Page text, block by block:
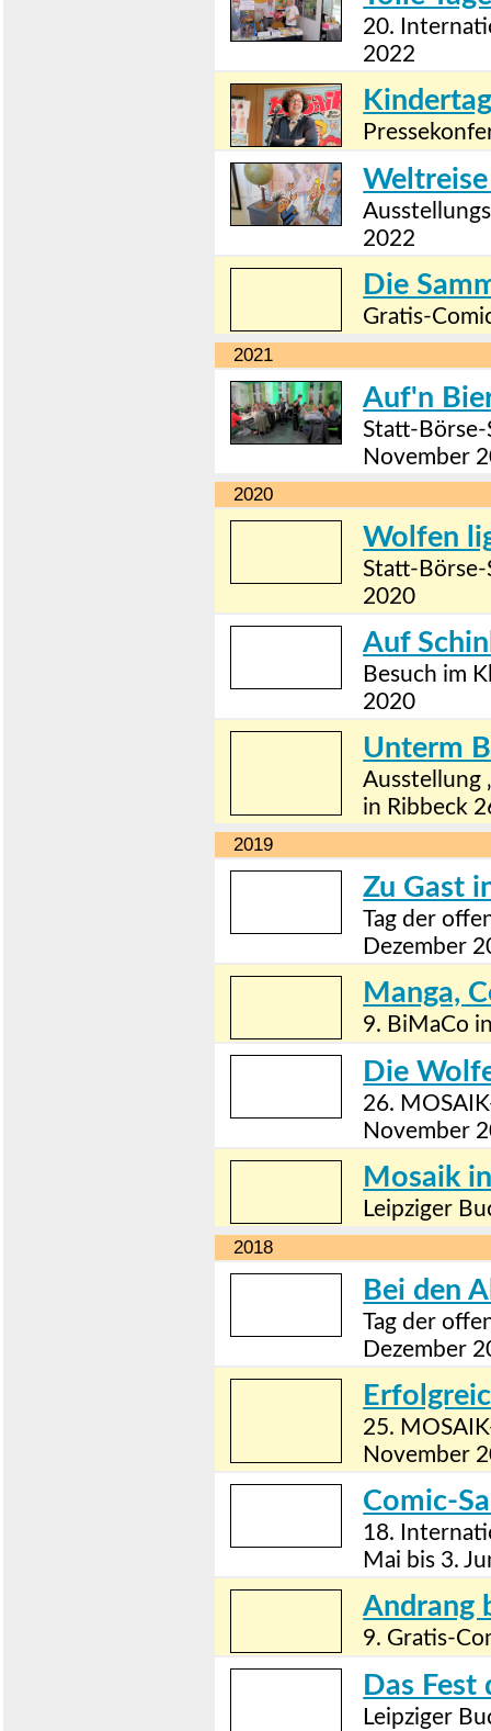
20.
2022
2022
Die
Gratis-
2021
Auf'n
Statt-
November
2020
Wolfen
Statt-
2020
Auf
Besuch im
2020
Unterm
Ausstellung
in Ribbeck
2019
Zu Gast
Tag der
Dezember
Manga,
9. BiMaCo
Die
26.
November
Mosaik
Leipziger
2018
Bei den
Tag der
Dezember
25.
November
Comic-
18.
Mai bis 3.
Andrang
9. Gratis-
Das
Leipziger